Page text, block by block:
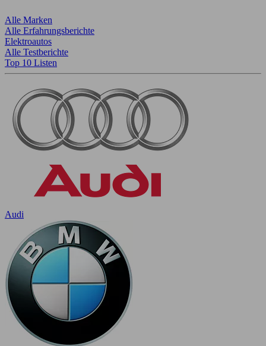
Alle Marken
Alle Erfahrungsberichte
Elektroautos
Alle Testberichte
Top 10 Listen
Audi